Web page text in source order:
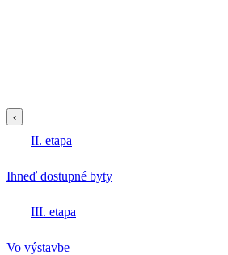
‹
II. etapa
Ihneď dostupné byty
III. etapa
Vo výstavbe